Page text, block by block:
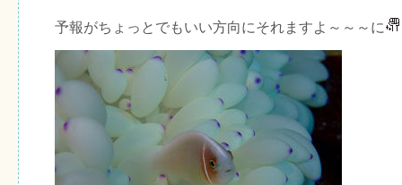
予報がちょっとでもいい方向にそれますよ～～～に